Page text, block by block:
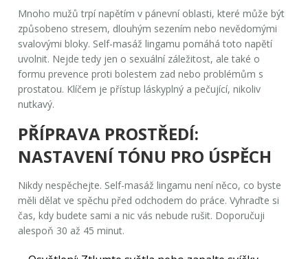
Mnoho mužů trpí napětím v pánevní oblasti, které může být
způsobeno stresem, dlouhým sezením nebo nevědomými
svalovými bloky. Self-masáž lingamu pomáhá toto napětí
uvolnit. Nejde tedy jen o sexuální záležitost, ale také o
formu prevence proti bolestem zad nebo problémům s
prostatou. Klíčem je přístup láskyplný a pečující, nikoliv
nutkavý.
PŘÍPRAVA PROSTŘEDÍ:
NASTAVENÍ TÓNU PRO ÚSPĚCH
Nikdy nespěchejte. Self-masáž lingamu není něco, co byste
měli dělat ve spěchu před odchodem do práce. Vyhraďte si
čas, kdy budete sami a nic vás nebude rušit. Doporučuji
alespoň 30 až 45 minut.